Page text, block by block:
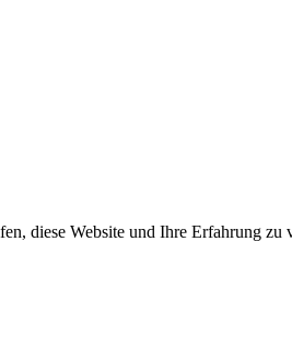
diese Website und Ihre Erfahrung zu